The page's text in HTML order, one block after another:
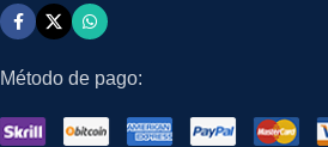
Método de pago: